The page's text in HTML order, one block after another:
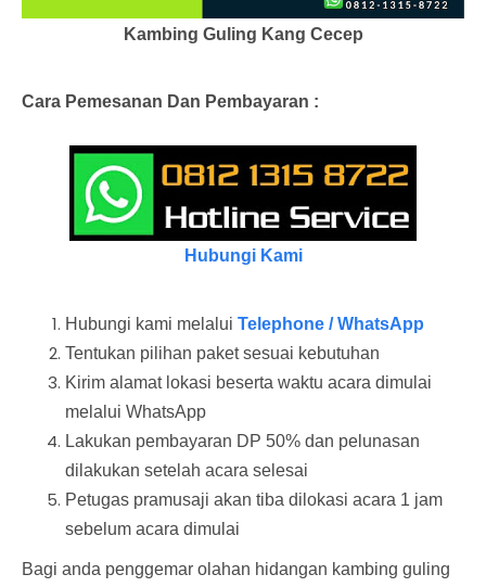
Kambing Guling Kang Cecep
Cara Pemesanan Dan Pembayaran :
Hubungi Kami
Hubungi kami melalui Telephone / WhatsApp
Tentukan pilihan paket sesuai kebutuhan
Kirim alamat lokasi beserta waktu acara dimulai
melalui WhatsApp
Lakukan pembayaran DP 50% dan pelunasan
dilakukan setelah acara selesai
Petugas pramusaji akan tiba dilokasi acara 1 jam
sebelum acara dimulai
Bagi anda penggemar olahan hidangan kambing guling